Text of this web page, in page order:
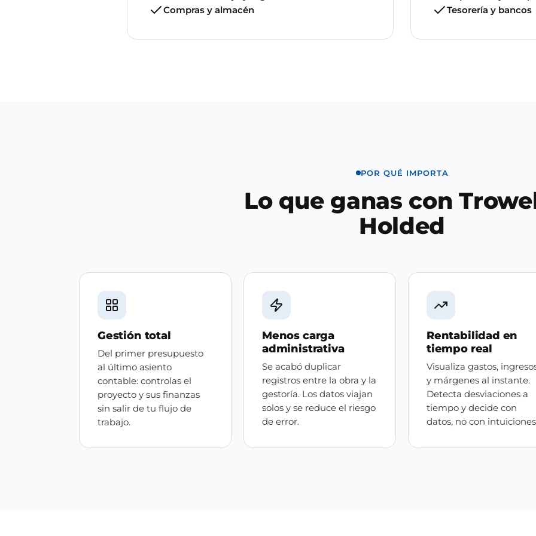
Compras y almacén
Tesorería y bancos
POR QUÉ IMPORTA
Lo que ganas con
Holded
Gestión total
Del primer presupuesto
al último asiento
contable: controlas el
proyecto y sus finanzas
sin salir de tu flujo de
trabajo.
Menos carga
administrativa
Se acabó duplicar
registros entre la obra y la
gestoría. Los datos viajan
solos y se reduce el riesgo
de error.
Rentabilidad en
tiempo real
Visualiza gastos,
y márgenes al instante.
Detecta desviaciones a
tiempo y decide con
datos, no con